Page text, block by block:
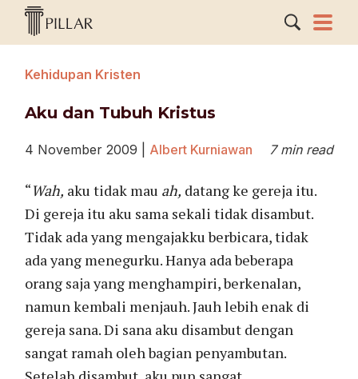
Kehidupan Kristen
Aku dan Tubuh Kristus
4 November 2009 Albert Kurniawan 7 min read
“Wah, aku tidak mau ah, datang ke gereja itu.
Di gereja itu aku sama sekali tidak disambut.
Tidak ada yang mengajakku berbicara, tidak
ada yang menegurku. Hanya ada beberapa
orang saja yang menghampiri, berkenalan,
namun kembali menjauh. Jauh lebih enak di
gereja sana. Di sana aku disambut dengan
sangat ramah oleh bagian penyambutan.